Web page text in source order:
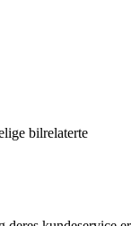
bilrelaterte